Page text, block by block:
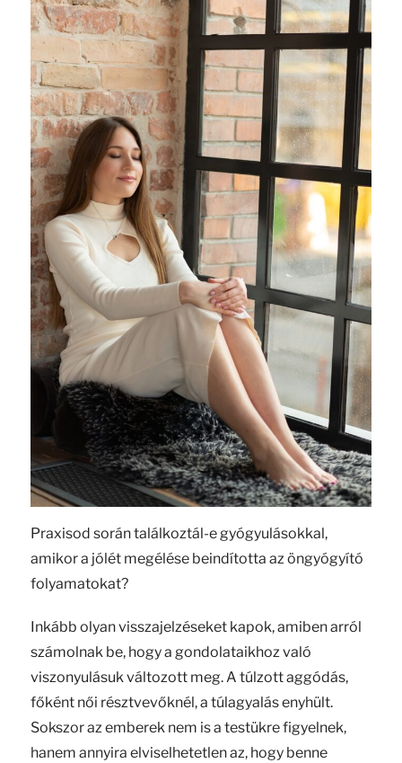
Praxisod során találkoztál-e gyógyulásokkal,
amikor a jólét megélése beindította az öngyógyító
folyamatokat?
Inkább olyan visszajelzéseket kapok, amiben arról
számolnak be, hogy a gondolataikhoz való
viszonyulásuk változott meg. A túlzott aggódás,
főként női résztvevőknél, a túlagyalás enyhült.
Sokszor az emberek nem is a testükre figyelnek,
hanem annyira elviselhetetlen az, hogy benne